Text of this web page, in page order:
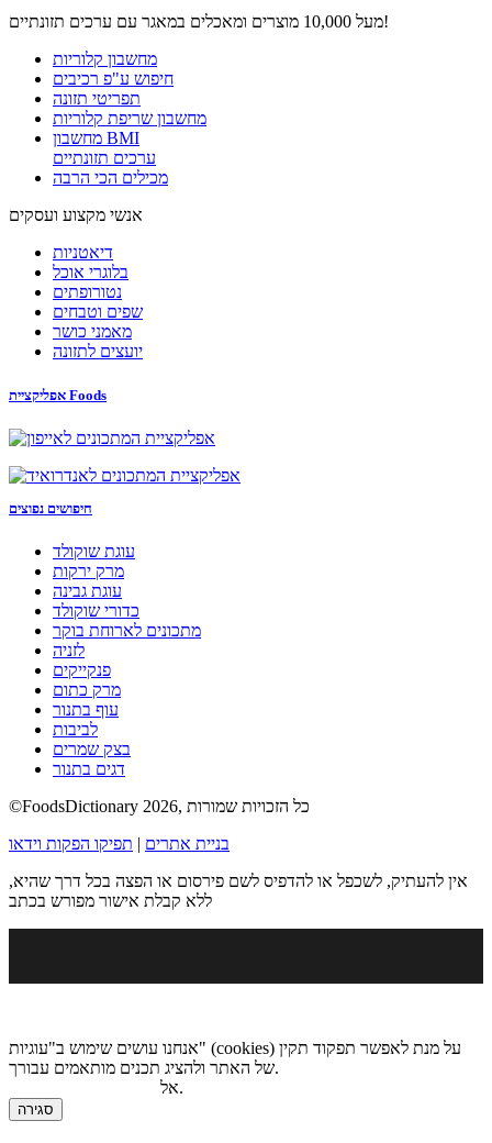
מעל 10,000 מוצרים ומאכלים במאגר עם ערכים תזונתיים!
מחשבון קלוריות
חיפוש ע"פ רכיבים
תפריטי תזונה
מחשבון שריפת קלוריות
מחשבון BMI
ערכים תזונתיים
מכילים הכי הרבה
אנשי מקצוע ועסקים
דיאטניות
בלוגרי אוכל
נטורופתים
שפים וטבחים
מאמני כושר
יועצים לתזונה
אפליקציית Foods
חיפושים נפוצים
עוגת שוקולד
מרק ירקות
עוגת גבינה
כדורי שוקולד
מתכונים לארוחת בוקר
לזניה
פנקייקים
מרק כתום
עוף בתנור
לביבות
בצק שמרים
דגים בתנור
©FoodsDictionary 2026, כל הזכויות שמורות
בניית אתרים | תפיקו הפקות וידאו
אין להעתיק, לשכפל או להדפיס לשם פירסום או הפצה בכל דרך שהיא,
ללא קבלת אישור מפורש בכתב
אנחנו עושים שימוש ב"עוגיות" (cookies) על מנת לאפשר תפקוד תקין
של האתר ולהציג תכנים מותאמים עבורך.
אל.
סגירה